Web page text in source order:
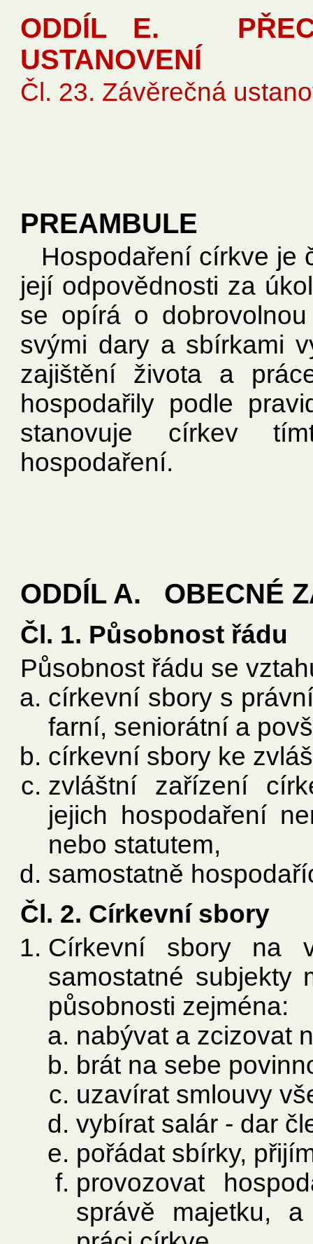
ODDÍL E.
USTANOVENÍ
Čl. 23. Závěrečná
PREAMBULE
Hospodaření církve je
její odpovědnosti za
se opírá o
svými dary a sbírkami
zajištění života a
hospodařily podle
stanovuje církev
hospodaření.
ODDÍL A. OBECNÉ
Čl. 1. Působnost řádu
Působnost řádu se
církevní sbory s
farní, seniorátní a
církevní sbory ke
zvláštní zařízení
jejich hospodaření
nebo statutem,
samostatně
Čl. 2. Církevní sbory
Církevní sbory na
samostatné subjekty
působnosti zejména:
nabývat a zcizovat
brát na sebe
uzavírat smlouvy
vybírat salár - dar
pořádat sbírky,
provozovat
správě majetku,